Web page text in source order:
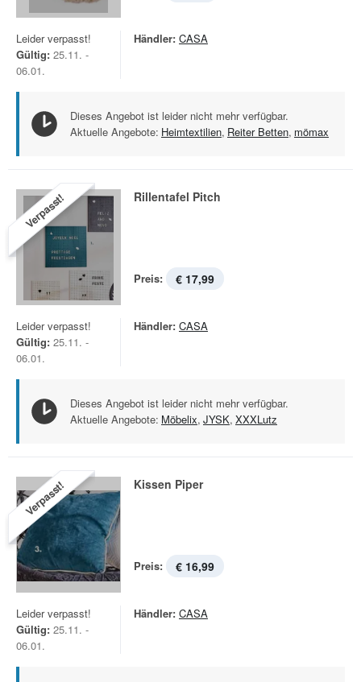
Leider verpasst!
Gültig: 25.11. -
06.01.
Händler: CASA
Dieses Angebot ist leider nicht mehr verfügbar.
Aktuelle Angebote: Heimtextilien, Reiter Betten, mömax
Verpasst! Rillentafel Pitch
Preis: € 17,99
Leider verpasst!
Gültig: 25.11. -
06.01.
Händler: CASA
Dieses Angebot ist leider nicht mehr verfügbar.
Aktuelle Angebote: Möbelix, JYSK, XXXLutz
Verpasst! Kissen Piper
Preis: € 16,99
Leider verpasst!
Gültig: 25.11. -
06.01.
Händler: CASA